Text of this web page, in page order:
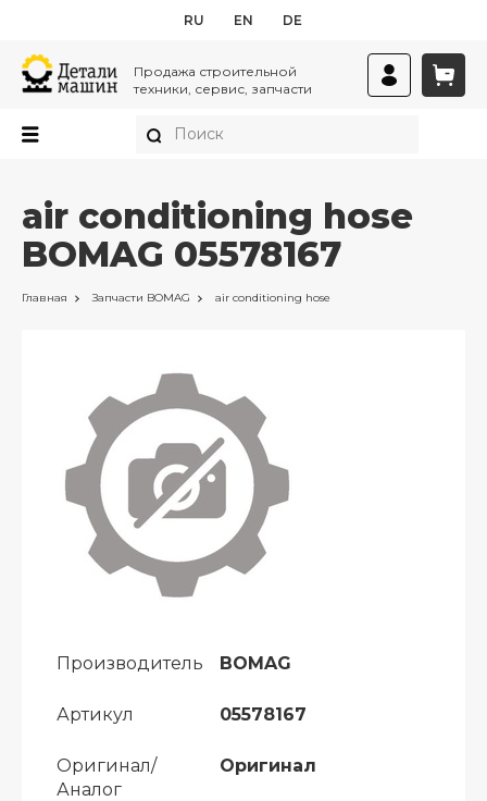
RU EN DE
Продажа строительной
техники, сервис, запчасти
air conditioning hose
BOMAG 05578167
Главная Запчасти BOMAG air conditioning hose
Производитель BOMAG
Артикул 05578167
Оригинал/
Аналог
Оригинал